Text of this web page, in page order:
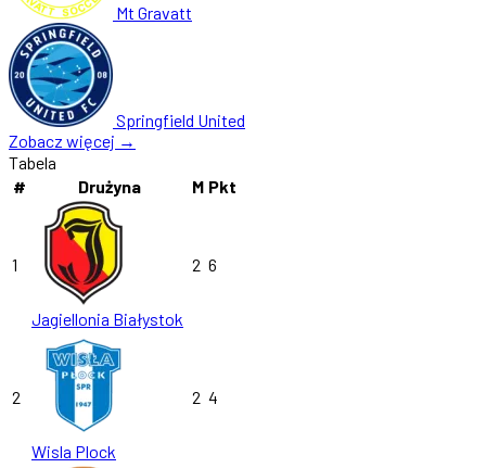
Mt Gravatt
Springfield United
Zobacz więcej →
Tabela
#
Drużyna M Pkt
1
Jagiellonia Białystok
2 6
2
Wisla Plock
2 4